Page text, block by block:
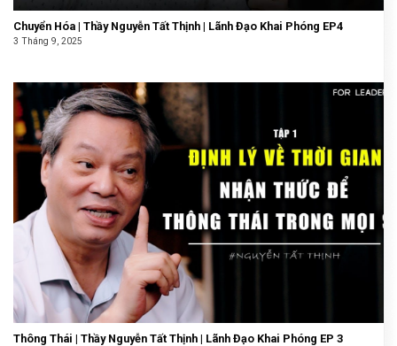
Chuyển Hóa | Thầy Nguyễn Tất Thịnh | Lãnh Đạo Khai Phóng EP4
3 Tháng 9, 2025
Thông Thái | Thầy Nguyễn Tất Thịnh | Lãnh Đạo Khai Phóng EP 3